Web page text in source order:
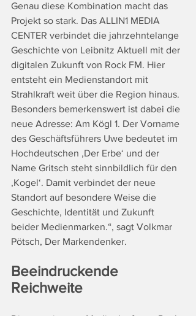
Genau diese Kombination macht das
Projekt so stark. Das ALLIN1 MEDIA
CENTER verbindet die jahrzehntelange
Geschichte von Leibnitz Aktuell mit der
digitalen Zukunft von Rock FM. Hier
entsteht ein Medienstandort mit
Strahlkraft weit über die Region hinaus.
Besonders bemerkenswert ist dabei die
neue Adresse: Am Kögl 1. Der Vorname
des Geschäftsführers Uwe bedeutet im
Hochdeutschen ‚Der Erbe‘ und der
Name Gritsch steht sinnbildlich für den
‚Kogel‘. Damit verbindet der neue
Standort auf besondere Weise die
Geschichte, Identität und Zukunft
beider Medienmarken.“, sagt Volkmar
Pötsch, Der Markendenker.
Beeindruckende
Reichweite